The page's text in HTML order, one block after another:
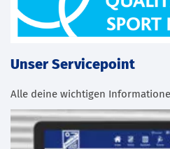
Unser Servicepoint
Alle deine wichtigen